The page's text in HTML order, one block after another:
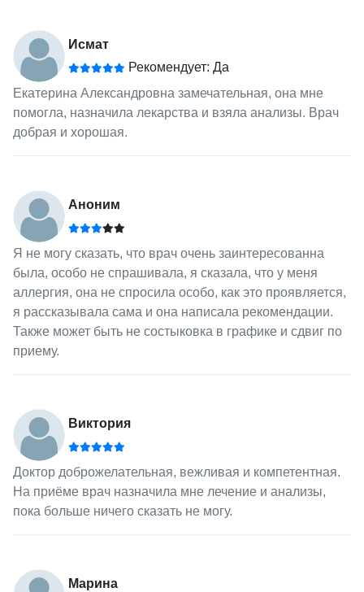
Исмат
Рекомендует: Да
Екатерина Александровна замечательная, она мне
помогла, назначила лекарства и взяла анализы. Врач
добрая и хорошая.
Аноним
Я не могу сказать, что врач очень заинтересованна
была, особо не спрашивала, я сказала, что у меня
аллергия, она не спросила особо, как это проявляется,
я рассказывала сама и она написала рекомендации.
Также может быть не состыковка в графике и сдвиг по
приему.
Виктория
Доктор доброжелательная, вежливая и компетентная.
На приёме врач назначила мне лечение и анализы,
пока больше ничего сказать не могу.
Марина